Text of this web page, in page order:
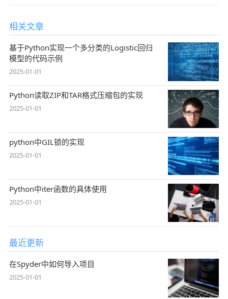
相关文章
基于Python实现一个多分类的Logistic回归
模型的代码示例
2025-01-01
Python读取ZIP和TAR格式压缩包的实现
2025-01-01
python中GIL锁的实现
2025-01-01
Python中iter函数的具体使用
2025-01-01
最近更新
在Spyder中如何导入项目
2025-01-01